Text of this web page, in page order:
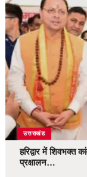
उत्तराखंड
हरिद्वार में शिवभक्त
प्रक्षालन…